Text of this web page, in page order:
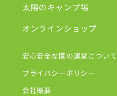
太陽のキャンプ場
オンラインショップ
安心安全な園の運営について
プライバシーポリシー
会社概要